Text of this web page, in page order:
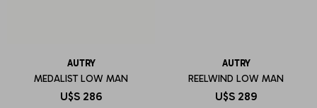
AUTRY
MEDALIST LOW MAN
U$S 286
AUTRY
REELWIND LOW MAN
U$S 289